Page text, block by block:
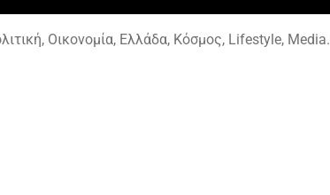
Οικονομία, Ελλάδα, Κόσμος, Lifestyle, Media.